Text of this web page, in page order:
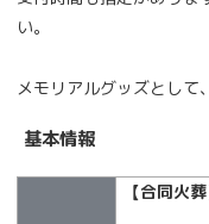
い。
メモリアルグッズとして
基本情報
【合同火葬